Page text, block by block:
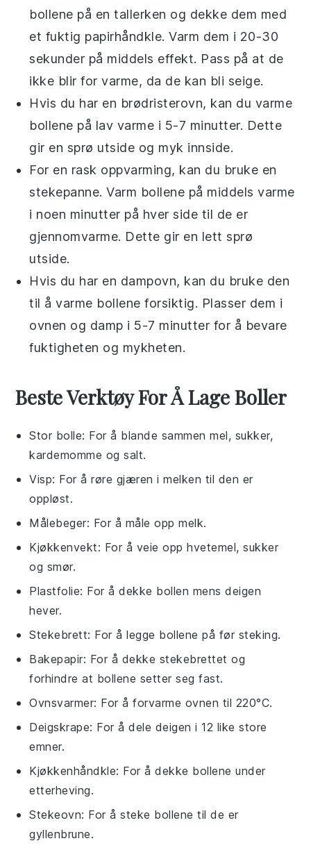
bollene på en tallerken og dekke dem med
et fuktig papirhåndkle. Varm dem i 20-30
sekunder på middels effekt. Pass på at de
ikke blir for varme, da de kan bli seige.
Hvis du har en brødristerovn, kan du varme
bollene på lav varme i 5-7 minutter. Dette
gir en sprø utside og myk innside.
For en rask oppvarming, kan du bruke en
stekepanne. Varm bollene på middels varme
i noen minutter på hver side til de er
gjennomvarme. Dette gir en lett sprø
utside.
Hvis du har en dampovn, kan du bruke den
til å varme bollene forsiktig. Plasser dem i
ovnen og damp i 5-7 minutter for å bevare
fuktigheten og mykheten.
Beste Verktøy For Å Lage Boller
Stor bolle: For å blande sammen mel, sukker,
kardemomme og salt.
Visp: For å røre gjæren i melken til den er
oppløst.
Målebeger: For å måle opp melk.
Kjøkkenvekt: For å veie opp hvetemel, sukker
og smør.
Plastfolie: For å dekke bollen mens deigen
hever.
Stekebrett: For å legge bollene på før steking.
Bakepapir: For å dekke stekebrettet og
forhindre at bollene setter seg fast.
Ovnsvarmer: For å forvarme ovnen til 220°C.
Deigskrape: For å dele deigen i 12 like store
emner.
Kjøkkenhåndkle: For å dekke bollene under
etterheving.
Stekeovn: For å steke bollene til de er
gyllenbrune.